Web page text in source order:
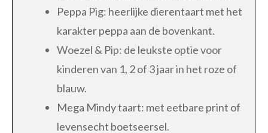
Peppa Pig: heerlijke dierentaart met het
karakter peppa aan de bovenkant.
Woezel & Pip: de leukste optie voor
kinderen van 1, 2 of 3 jaar in het roze of
blauw.
Mega Mindy taart: met eetbare print of
levensecht boetseersel.